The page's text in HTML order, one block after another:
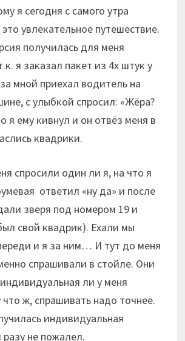
я сегодня с самого утра
увлекательное путешествие.
получилась для меня
я заказал пакет из 4х штук у
мной приехал водитель на
с улыбкой спросил: «Жёра?
я ему кивнул и он отвёз меня в
квадрики.
спросили один ли я, на что я
ответил «ну да» и после
зверя под номером 19 и
свой квадрик). Ехали мы
и я за ним… И тут до меня
спрашивали в стойле. Они
ли у меня
что ж, спрашивать надо точнее.
индивидуальная
разу не пожалел.